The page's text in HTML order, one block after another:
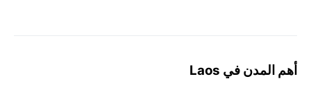
أهم المدن في Laos